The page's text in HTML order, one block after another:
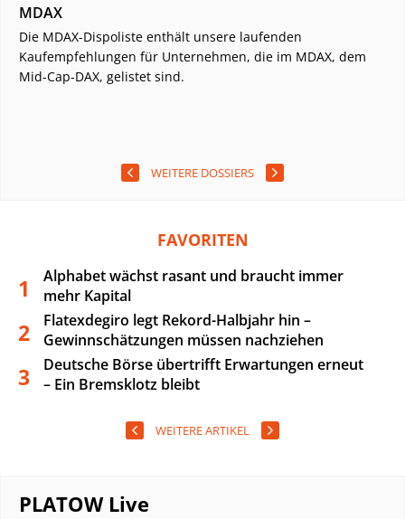
MDAX
Die MDAX-Dispoliste enthält unsere laufenden
Kaufempfehlungen für Unternehmen, die im MDAX, dem
Mid-Cap-DAX, gelistet sind.
WEITERE DOSSIERS
FAVORITEN
1
Alphabet wächst rasant und braucht immer
mehr Kapital
2
Flatexdegiro legt Rekord-Halbjahr hin –
Gewinnschätzungen müssen nachziehen
3
Deutsche Börse übertrifft Erwartungen erneut
– Ein Bremsklotz bleibt
WEITERE ARTIKEL
PLATOW Live